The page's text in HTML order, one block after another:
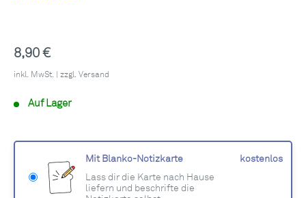
Sonderpreis
8,90 €
inkl. MwSt. | zzgl. Versand
Auf Lager
Mit Blanko-Notizkarte
Lass dir die Karte nach Hause
liefern und beschrifte die
kostenlos